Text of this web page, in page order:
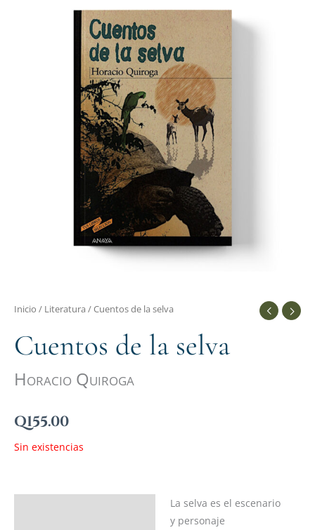
Inicio / Literatura / Cuentos de la selva
Cuentos de la selva
Horacio Quiroga
Q155.00
Sin existencias
La selva es el escenario
y personaje